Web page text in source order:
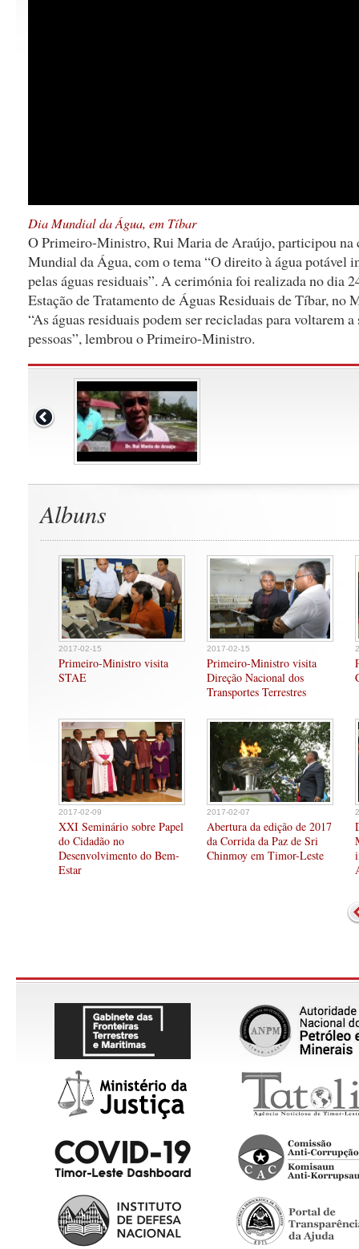
Dia Mundial da Água, em Tíbar
O Primeiro-Ministro, Rui Maria de Araújo, participou na
Mundial da Água, com o tema “O direito à água potável
pelas águas residuais”. A cerimónia foi realizada no dia
Estação de Tratamento de Águas Residuais de Tíbar, no
“As águas residuais podem ser recicladas para voltarem
pessoas”, lembrou o Primeiro-Ministro.
Albuns
2017-02-15
Primeiro-Ministro visita
STAE
2017-02-15
Primeiro-Ministro visita
Direção Nacional dos
Transportes Terrestres
2017-02-09
XXI Seminário sobre Papel
do Cidadão no
Desenvolvimento do Bem-
Estar
2017-02-07
Abertura da edição de 2017
da Corrida da Paz de Sri
Chinmoy em Timor-Leste